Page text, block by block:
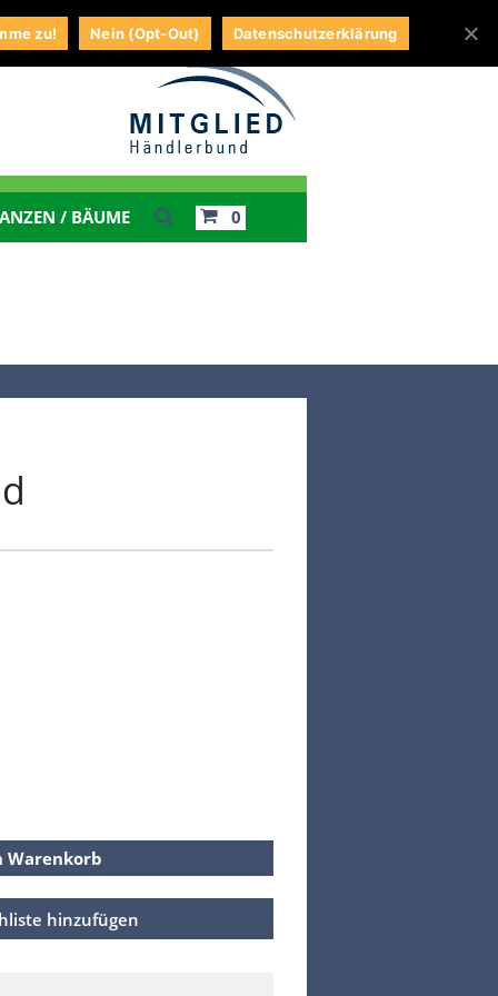
Warenkorb
MEIN KONTO WARENKORB KASSE
/ BÄUME 0
Warenkorb
hinzufügen
zu! Nein (Opt-Out) Datenschutzerklärung